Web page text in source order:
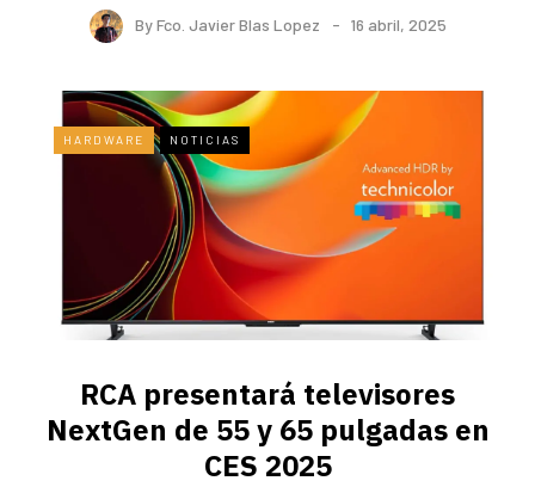
ByFco. Javier Blas Lopez 16 abril, 2025
HARDWARE NOTICIAS
RCA presentará televisores
NextGen de 55 y 65 pulgadas en
CES 2025